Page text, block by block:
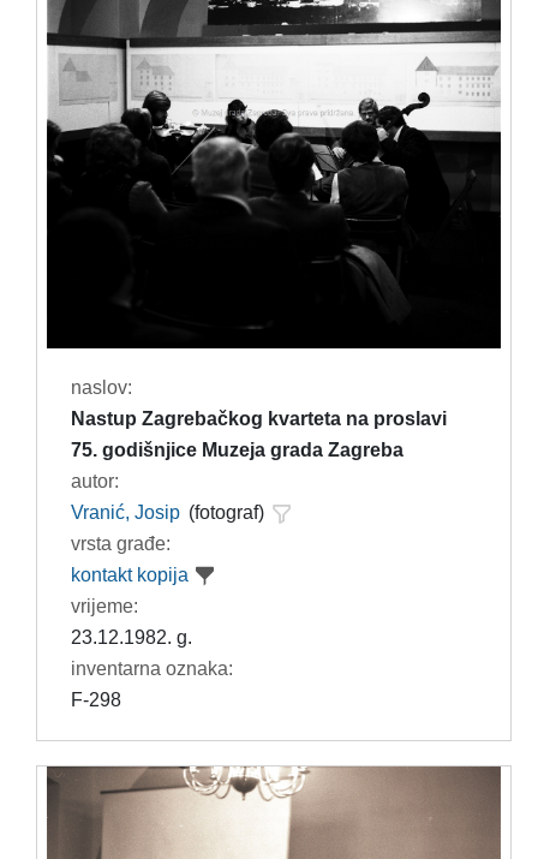
naslov:
Nastup Zagrebačkog kvarteta na proslavi
75. godišnjice Muzeja grada Zagreba
autor:
Vranić, Josip (fotograf)
vrsta građe:
kontakt kopija
vrijeme:
23.12.1982. g.
inventarna oznaka:
F-298